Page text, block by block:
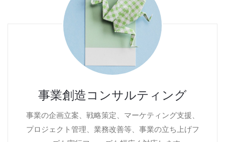
事業創造コンサルティング
事業の企画立案、戦略策定、マーケティング支援、
プロジェクト管理、業務改善等、事業の立ち上げフ